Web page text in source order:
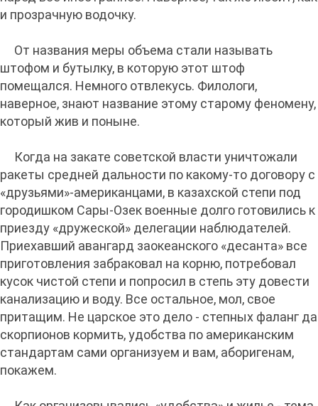
и прозрачную водочку.
От названия меры объема стали называть
штофом и бутылку, в которую этот штоф
помещался. Немного отвлекусь. Филологи,
наверное, знают название этому старому феномену,
который жив и поныне.
Когда на закате советской власти уничтожали
ракеты средней дальности по какому-то договору с
«друзьями»-американцами, в казахской степи под
городишком Сары-Озек военные долго готовились к
приезду «дружеской» делегации наблюдателей.
Приехавший авангард заокеанского «десанта» все
приготовления забраковал на корню, потребовал
кусок чистой степи и попросил в степь эту довести
канализацию и воду. Все остальное, мол, свое
притащим. Не царское это дело - степных фаланг да
скорпионов кормить, удобства по американским
стандартам сами организуем и вам, аборигенам,
покажем.